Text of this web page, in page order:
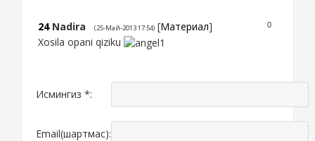
0
24 Nadira (25-Май-2013 17:54) [Материал]
Xosila opani qiziku
Исмингиз *:
Email(шартмас):